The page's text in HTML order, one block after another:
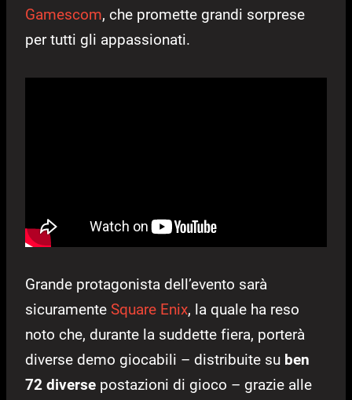
Gamescom, che promette grandi sorprese
per tutti gli appassionati.
Grande protagonista dell’evento sarà
sicuramente Square Enix, la quale ha reso
noto che, durante la suddette fiera, porterà
diverse demo giocabili – distribuite su ben
72 diverse postazioni di gioco – grazie alle